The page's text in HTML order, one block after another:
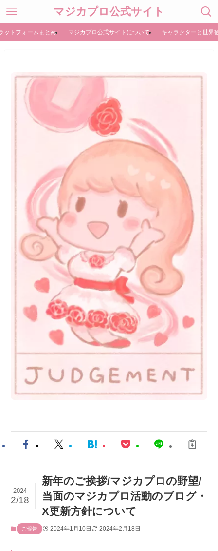
マジカプロ公式サイト
ットフォームまとめ マジカプロ公式サイトについて キャラクターと世界
新年のご挨拶/マジカプロの野望/
当面のマジカプロ活動のブログ・
X更新方針について
2024
2/18
ご報告 2024年1月10日 2024年2月18日